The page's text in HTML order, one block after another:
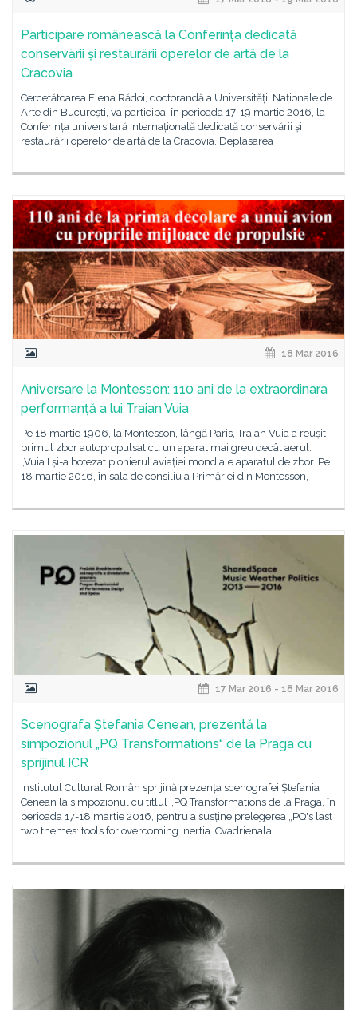
Participare românească la Conferința dedicată
conservării și restaurării operelor de artă de la
Cracovia
Cercetătoarea Elena Rădoi, doctorandă a Universității Naționale de
Arte din București, va participa, în perioada 17-19 martie 2016, la
Conferința universitară internațională dedicată conservării și
restaurării operelor de artă de la Cracovia. Deplasarea
18 Mar 2016
Aniversare la Montesson: 110 ani de la extraordinara
performanță a lui Traian Vuia
Pe 18 martie 1906, la Montesson, lângă Paris, Traian Vuia a reușit
primul zbor autopropulsat cu un aparat mai greu decât aerul.
„Vuia I și-a botezat pionierul aviației mondiale aparatul de zbor. Pe
18 martie 2016, în sala de consiliu a Primăriei din Montesson,
17 Mar 2016 - 18 Mar 2016
Scenografa Ștefania Cenean, prezentă la
simpozionul „PQ Transformations“ de la Praga cu
sprijinul ICR
Institutul Cultural Român sprijină prezența scenografei Ștefania
Cenean la simpozionul cu titlul „PQ Transformations de la Praga, în
perioada 17-18 martie 2016, pentru a susține prelegerea „PQ's last
two themes: tools for overcoming inertia. Cvadrienala